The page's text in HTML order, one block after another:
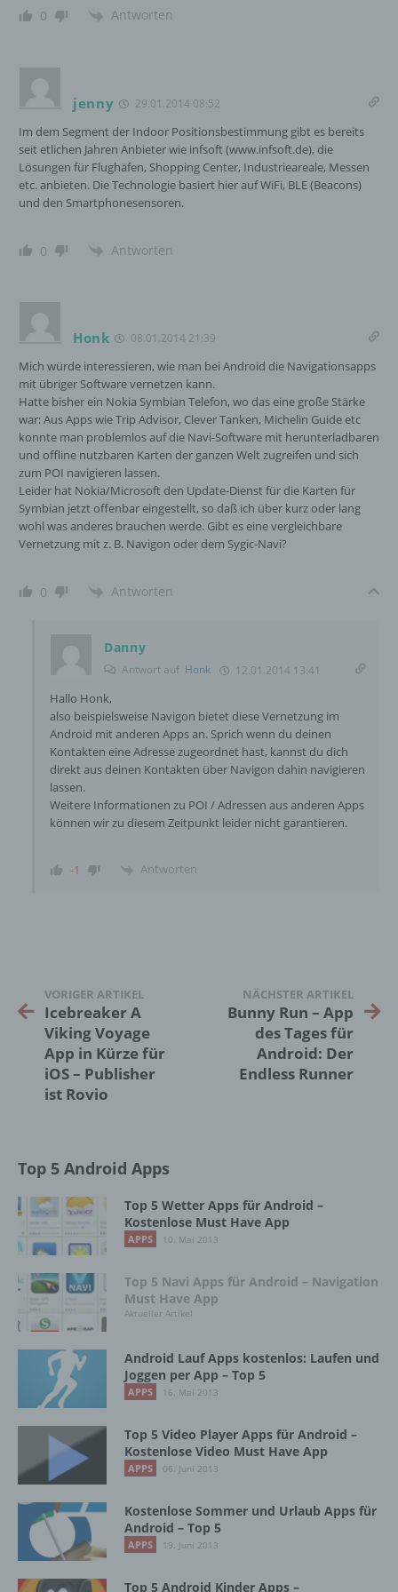
0 Antworten
jenny 29.01.2014 08:52
Im dem Segment der Indoor Positionsbestimmung gibt es bereits
seit etlichen Jahren Anbieter wie infsoft (www.infsoft.de), die
Lösungen für Flughäfen, Shopping Center, Industrieareale, Messen
etc. anbieten. Die Technologie basiert hier auf WiFi, BLE (Beacons)
und den Smartphonesensoren.
0 Antworten
Honk 08.01.2014 21:39
Mich würde interessieren, wie man bei Android die Navigationsapps
mit übriger Software vernetzen kann.
Hatte bisher ein Nokia Symbian Telefon, wo das eine große Stärke
war: Aus Apps wie Trip Advisor, Clever Tanken, Michelin Guide etc
konnte man problemlos auf die Navi-Software mit herunterladbaren
und offline nutzbaren Karten der ganzen Welt zugreifen und sich
zum POI navigieren lassen.
Leider hat Nokia/Microsoft den Update-Dienst für die Karten für
Symbian jetzt offenbar eingestellt, so daß ich über kurz oder lang
wohl was anderes brauchen werde. Gibt es eine vergleichbare
Vernetzung mit z. B. Navigon oder dem Sygic-Navi?
0 Antworten
Danny
Antwort auf Honk 12.01.2014 13:41
Hallo Honk,
also beispielsweise Navigon bietet diese Vernetzung im
Android mit anderen Apps an. Sprich wenn du deinen
Kontakten eine Adresse zugeordnet hast, kannst du dich
direkt aus deinen Kontakten über Navigon dahin navigieren
lassen.
Weitere Informationen zu POI / Adressen aus anderen Apps
können wir zu diesem Zeitpunkt leider nicht garantieren.
-1 Antworten
VORIGER ARTIKEL
Icebreaker A
Viking Voyage
App in Kürze für
iOS – Publisher
ist Rovio
NÄCHSTER ARTIKEL
Bunny Run – App
des Tages für
Android: Der
Endless Runner
Top 5 Android Apps
Top 5 Wetter Apps für Android –
Kostenlose Must Have App
APPS 10. Mai 2013
Top 5 Navi Apps für Android – Navigation
Must Have App
Aktueller Artikel
Android Lauf Apps kostenlos: Laufen und
Joggen per App – Top 5
APPS 16. Mai 2013
Top 5 Video Player Apps für Android –
Kostenlose Video Must Have App
APPS 06. Juni 2013
Kostenlose Sommer und Urlaub Apps für
Android – Top 5
APPS 19. Juni 2013
Top 5 Android Kinder Apps –
Verantwortlicher
oder andere Stelle, die allein oder
gemeinsam mit anderen über die Zwecke
und Mittel der Verarbeitung von
personenbezogenen Daten entscheidet.
Sind die Zwecke und Mittel dieser
Verarbeitung durch das Unionsrecht oder
das Recht der Mitgliedstaaten vorgegeben,
beziehungsweise können die bestimmten
h) Auftragsverarbeiter
Auftragsverarbeiter ist eine natürliche oder
juristische Person, Behörde, Einrichtung
oder andere Stelle, die personenbezogene
Daten im Auftrag des Verantwortlichen
verarbeitet.
Person, Behörde, Einrichtung oder andere
es sich bei ihr um einen Dritten handelt oder
nicht. Behörden, die im Rahmen eines
dem Unionsrecht oder dem Recht der
Mitgliedstaaten möglicherweise
personenbezogene Daten erhalten, gelten
jedoch nicht als Empfänger.
j) Dritter
Person, Behörde, Einrichtung oder andere
personenbezogenen Daten zu verarbeiten.
k) Einwilligung
Einwilligung ist jede von der betroffenen
einer Erklärung oder einer sonstigen
die betroffene Person zu verstehen gibt, dass
sie mit der Verarbeitung der sie betreffenden
personenbezogenen Daten einverstanden
Name und Anschrift des für die Verarbeitung
Verantwortlicher im Sinne der Datenschutz-
Grundverordnung, sonstiger in den Mitgliedstaaten
Datenschutzgesetze und anderer Bestimmungen
mit datenschutzrechtlichem Charakter ist die:
InnoMobile GmbH
Schlehenweg 20
18069 Lambrechtshagen